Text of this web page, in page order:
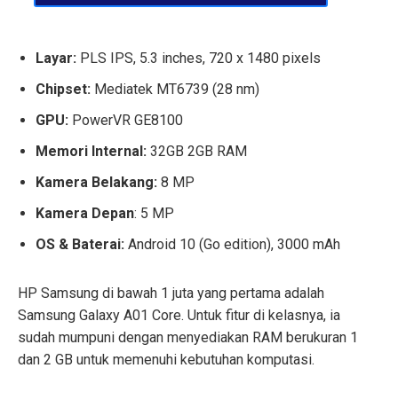
Layar: PLS IPS, 5.3 inches, 720 x 1480 pixels
Chipset: Mediatek MT6739 (28 nm)
GPU: PowerVR GE8100
Memori Internal: 32GB 2GB RAM
Kamera Belakang: 8 MP
Kamera Depan: 5 MP
OS & Baterai: Android 10 (Go edition), 3000 mAh
HP Samsung di bawah 1 juta yang pertama adalah
Samsung Galaxy A01 Core. Untuk fitur di kelasnya, ia
sudah mumpuni dengan menyediakan RAM berukuran 1
dan 2 GB untuk memenuhi kebutuhan komputasi.